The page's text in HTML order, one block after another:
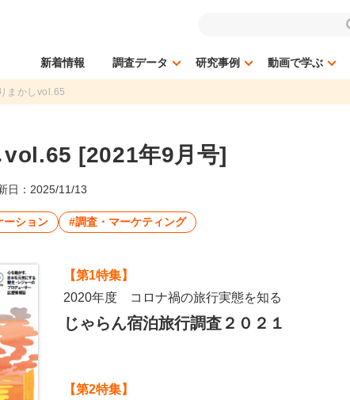
新着情報 調査データ 研究事例 動画で学ぶ
まかしvol.65
vol.65 [2021年9月号]
日：2025/11/13
ーション #調査・マーケティング
【第1特集】
2020年度 コロナ禍の旅行実態を知る
じゃらん宿泊旅行調査２０２１
【第2特集】